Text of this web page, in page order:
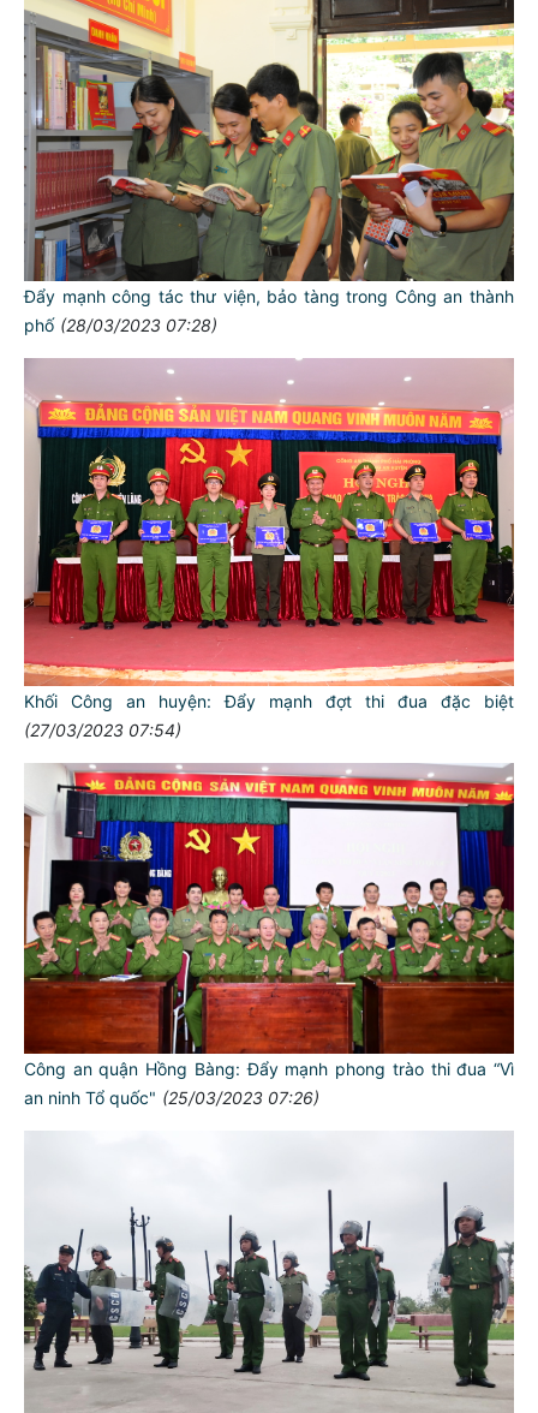
Đẩy mạnh công tác thư viện, bảo tàng trong Công an thành
phố (28/03/2023 07:28)
Khối Công an huyện: Đẩy mạnh đợt thi đua đặc biệt
(27/03/2023 07:54)
Công an quận Hồng Bàng: Đẩy mạnh phong trào thi đua “Vì
an ninh Tổ quốc" (25/03/2023 07:26)
TƯ CÁCH
CẦN, KIỆM, LIÊM, CHÍNH
Đối với đồng sự, phải
THÂN ÁI GIÚP ĐỠ
Đối với chính phủ, phải
TUYỆT ĐỐI TRUNG THÀNH
Đối với nhân dân, phải
KÍNH TRỌNG LỄ PHÉP